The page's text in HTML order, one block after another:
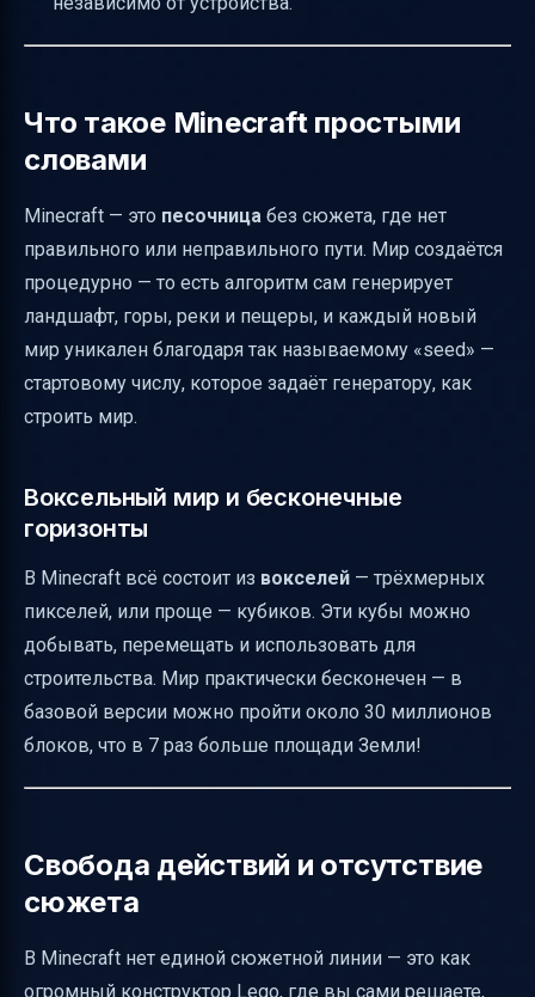
Что такое Minecraft простыми
словами
Minecraft — это песочница без сюжета, где нет
правильного или неправильного пути. Мир создаётся
процедурно — то есть алгоритм сам генерирует
ландшафт, горы, реки и пещеры, и каждый новый
мир уникален благодаря так называемому «seed» —
стартовому числу, которое задаёт генератору, как
строить мир.
Воксельный мир и бесконечные
горизонты
В Minecraft всё состоит из вокселей — трёхмерных
пикселей, или проще — кубиков. Эти кубы можно
добывать, перемещать и использовать для
строительства. Мир практически бесконечен — в
базовой версии можно пройти около 30 миллионов
блоков, что в 7 раз больше площади Земли!
Свобода действий и отсутствие
сюжета
В Minecraft нет единой сюжетной линии — это как
огромный конструктор Lego, где вы сами решаете,